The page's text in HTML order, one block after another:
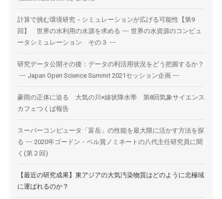
計算で挑む環境研究－シミュレーションが広げる可能性【第9
回】 世界の水利用の水源を求める − 世界の水資源のコンピュ
ータシミュレーション その３ −
研究データ公開その後：データの利活用状況をどう把握するか？
− Japan Open Science Summit 2021セッション企画 −
豪雨の正体に迫る 大気の川×線状降水帯 第8回気象サイエンス
カフェつくば報告
スーパーコンピュータ「富岳」の性能を最大限に活かす方法を探
る − 2020年ゴードン・ベル賞ノミネートの八代主任研究員に聞
く(第２回)
【最近の研究成果】東アジアの大気汚染物質はどのように北極域
に運ばれるのか？